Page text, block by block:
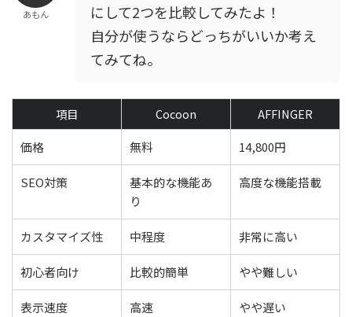
あもん
にして2つを比較してみたよ！
自分が使うならどっちがいいか考え
てみてね。
項目 Cocoon
AFFINGER
価格
無料 14,800円
SEO対策
基本的な機能あ
り
高度な機能搭載
カスタマイズ性 中程度 非常に高い
初心者向け 比較的簡単 やや難しい
表示速度 高速 やや遅い